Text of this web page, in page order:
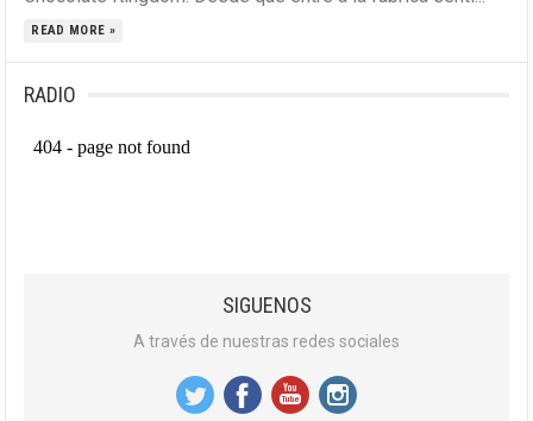
READ MORE »
RADIO
SIGUENOS
A través de nuestras redes sociales